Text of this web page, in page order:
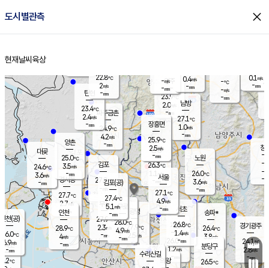
도시별관측 close
홈
현재날씨 육상
의도
℃
양주
23.9℃
2.0
-mm
과천
26.0℃
1.2m/s
- mm
경기광주
24.1℃
2.8m/s
-mm
경서동
27.7℃
2.7 m/s
-mm
파주금촌
24.9℃
4.2m/s
-mm
-℃
-m/s
-mm
대곶
24.6℃
3.6m/s
-mm
창
-
-m/
-
탄현
23.4℃
2.4m/s
-mm
0.1 m/s
-mm
의왕
김포
27.2℃
-m/s
mm
광명
27.9 ℃
2.5 m/s
-mm
부천
27.9℃
2.3m/s
-mm
양촌
25.0℃
3.5m/s
-mm
구로
28.0℃
4.9m/s
-mm
은평
26.3℃
m/s
- mm
노원
26.0℃
3.6m/s
-mm
송파*
26.4℃
3.8m/s
-mm
서초
26.8℃
1.4m/s
-mm
남방
27.1℃
1.0m/s
-mm
수리산길
분당구
26.5℃
장흥면
25.9℃
2.5m/s
-mm
-m/s
-mm
인천(공)
26.0℃
6.9m/s
-mm
김포(공)
27.4℃
5.1 m/s
-mm
인천
28.9℃
4m/s
-mm
서울
27.1℃
4.9m/s
-mm
22.8℃
2m/s
-mm
0.4m/s
-mm